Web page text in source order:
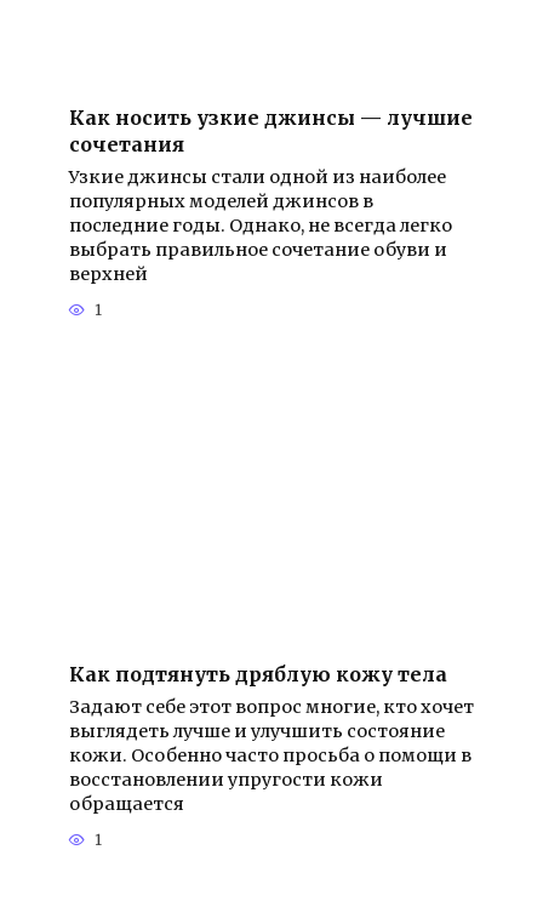
Как носить узкие джинсы — лучшие
сочетания
Узкие джинсы стали одной из наиболее
популярных моделей джинсов в
последние годы. Однако, не всегда легко
выбрать правильное сочетание обуви и
верхней
1
Как подтянуть дряблую кожу тела
Задают себе этот вопрос многие, кто хочет
выглядеть лучше и улучшить состояние
кожи. Особенно часто просьба о помощи в
восстановлении упругости кожи
обращается
1